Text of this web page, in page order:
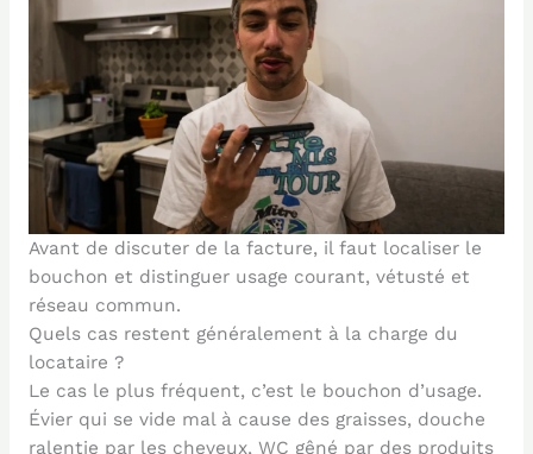
Avant de discuter de la facture, il faut localiser le
bouchon et distinguer usage courant, vétusté et
réseau commun.
Quels cas restent généralement à la charge du
locataire ?
Le cas le plus fréquent, c’est le bouchon d’usage.
Évier qui se vide mal à cause des graisses, douche
ralentie par les cheveux, WC gêné par des produits